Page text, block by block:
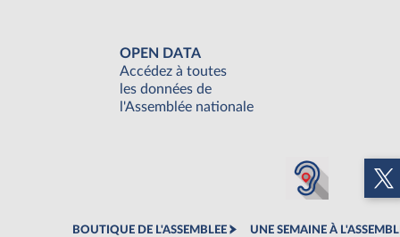
OPEN DATA
Accédez à toutes
les données de
l'Assemblée nationale
BOUTIQUE DE L'ASSEMBLEE UNE SEMAINE À